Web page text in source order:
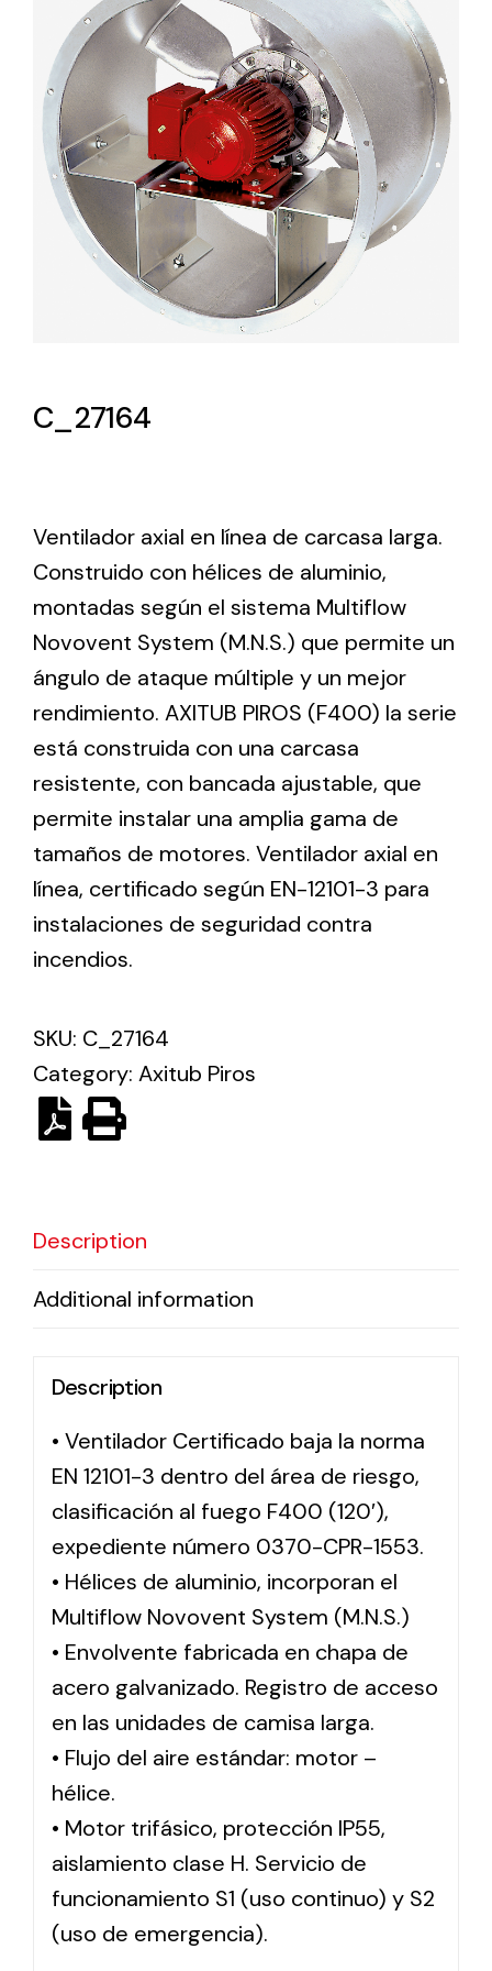
Lighting and Electrical
Equipment
Complete solutions in lighting and electrical
material for each project and need
Ventilation
The incorporation of Novovent into the group
meant a greater offer of ventilation products for
different uses
Iluminación Solar
de necesidades.
Solar lighting
Variety of solar solutions for all kinds of needs.
C_27164
Ventilador axial en línea de carcasa larga.
Construido con hélices de aluminio,
montadas según el sistema Multiflow
Novovent System (M.N.S.) que permite un
ángulo de ataque múltiple y un mejor
rendimiento. AXITUB PIROS (F400) la serie
está construida con una carcasa
resistente, con bancada ajustable, que
permite instalar una amplia gama de
tamaños de motores. Ventilador axial en
línea, certificado según EN-12101-3 para
instalaciones de seguridad contra
incendios.
SKU: C_27164
Category: Axitub Piros
Description
Additional information
Description
• Ventilador Certificado baja la norma
EN 12101-3 dentro del área de riesgo,
clasificación al fuego F400 (120′),
expediente número 0370-CPR-1553.
• Hélices de aluminio, incorporan el
Multiflow Novovent System (M.N.S.)
• Envolvente fabricada en chapa de
acero galvanizado. Registro de acceso
en las unidades de camisa larga.
• Flujo del aire estándar: motor –
hélice.
• Motor trifásico, protección IP55,
aislamiento clase H. Servicio de
funcionamiento S1 (uso continuo) y S2
(uso de emergencia).